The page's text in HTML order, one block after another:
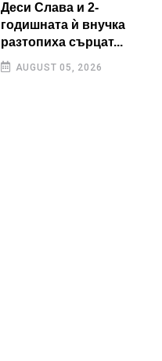
Деси Слава и 2-
годишната ѝ внучка
разтопиха сърцат...
AUGUST 05, 2026